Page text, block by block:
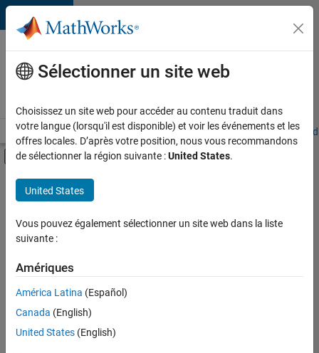
Passer au contenu
Votre
carrière
chez
Accueil Explorer nos opportunités Adresses de nos bureaux
Activer/désactiver l'affichage du menu
Contenu principal
FILTRER PAR
Infrastructure et architecture
Développement de produits
Ingénierie de la qualité
Enregistrer
Sélectionner un site web
Choisissez un site web pour accéder au contenu traduit dans
votre langue (lorsqu'il est disponible) et voir les événements et les
offres locales. D’après votre position, nous vous recommandons
de sélectionner la région suivante :United States.
United States
Vous pouvez également sélectionner un site web dans la liste
suivante :
Amériques
América Latina (Español)
Canada (English)
United States (English)